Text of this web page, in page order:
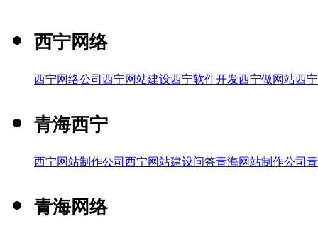
西宁网络
西宁网络公司 西宁网站建设西宁软件开发西宁做网站西
青海西宁
西宁网站制作公司 西宁网站建设问答青海网站制作公司
青海网络